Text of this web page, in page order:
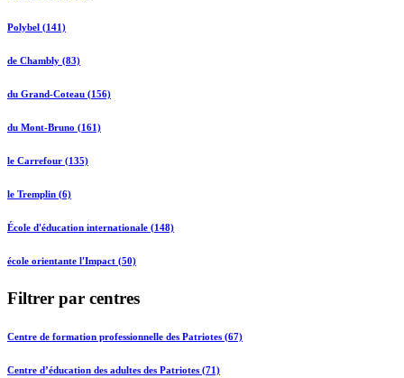
Polybel (141)
de Chambly (83)
du Grand-Coteau (156)
du Mont-Bruno (161)
le Carrefour (135)
le Tremplin (6)
École d'éducation internationale (148)
école orientante l'Impact (50)
Filtrer par centres
Centre de formation professionnelle des Patriotes (67)
Centre d’éducation des adultes des Patriotes (71)